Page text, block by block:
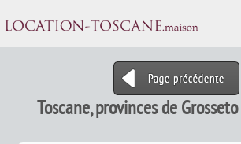
Toscane, provinces de